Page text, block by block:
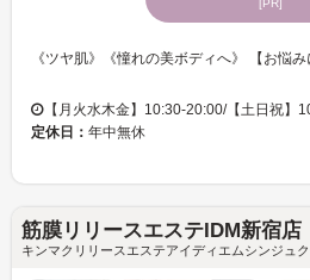
[PR]
【月火水木金】10:30-20:00/【土日祝】
定休日： 年中無休
筋膜リリースエステIDM新宿店
キンマクリリースエステアイディエムシンジュ